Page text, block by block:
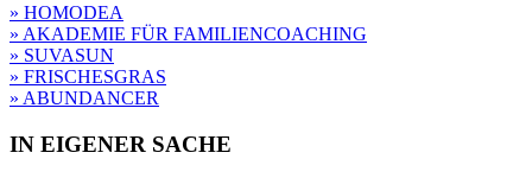
» HOMODEA
» AKADEMIE FÜR FAMILIENCOACHING
» SUVASUN
» FRISCHESGRAS
» ABUNDANCER
IN EIGENER SACHE